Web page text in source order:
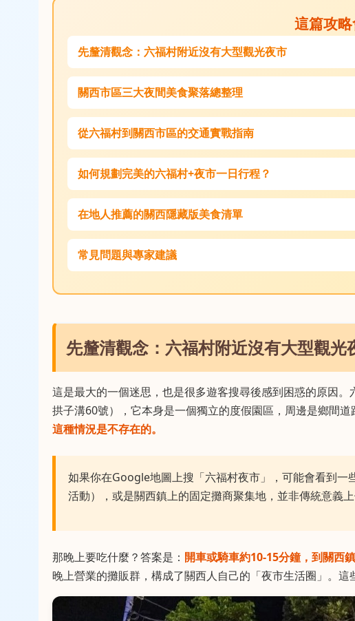
這篇攻
先釐清觀念：六福村附近沒有大型觀光夜市
關西市區三大夜間美食聚落總整理
從六福村到關西市區的交通實戰指南
如何規劃完美的六福村+夜市一日行程？
在地人推薦的關西隱藏版美食清單
常見問題與專家建議
先釐清觀念：六福村附近沒有大型觀光
這是最大的一個迷思，也是很多遊客搜尋後感到困惑的原因
拱子溝60號），它本身是一個獨立的度假園區，周邊是鄉間道
這種情況是不存在的。
如果你在Google地圖上搜「六福村夜市」，可能會看到
活動），或是關西鎮上的固定攤商聚集地，並非傳統意義
那晚上要吃什麼？答案是： 開車或騎車約10-15分鐘，到關西鎮
晚上營業的攤販群，構成了關西人自己的「夜市生活圈」。